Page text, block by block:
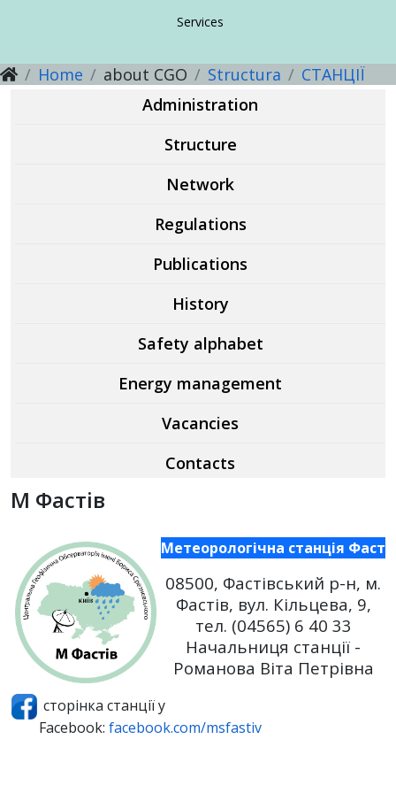
Preventing corruption
NEWS
Services
CSO reporting
Guidelines, methodical recommendations
Services
Guidelines, methodical recommendations
Services
About the direction
Guidelines, methodical recommendations
Services
Services
Home about CGO Structura
СТАНЦІЇ
Administration
Structure
Network
Regulations
Publications
History
Safety alphabet
Energy management
Vacancies
Contacts
М Фастів
Метеорологічна станція
08500, Фастівський р-н, м.
Фастів, вул. Кільцева, 9,
тел. (04565) 6 40 33
Начальниця станції -
Романова Віта Петрівна
сторінка станції у
Facebook: facebook.com/msfastiv